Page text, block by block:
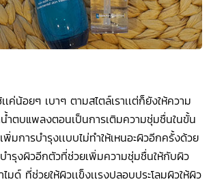
เค่น้อยๆ เบาๆ ตามสไตล์เราเเต่ก็ยังให้ความ
น้ำตบแพลงตอนเป็นการเติมความชุ่มชื่นในขั้น
พิ่มการบำรุงเเบบไม่ทำให้เหนอะผิวอีกครั้งด้วย
ำรุงผิวอีกตัวที่ช่วยเพิ่มความชุ่มชื่นให้กับผิว
มด์ ที่ช่วยให้ผิวเเข็งเเรงปลอบประโลมผิวให้ผิว